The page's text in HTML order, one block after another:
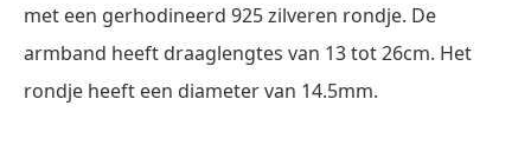
met een gerhodineerd 925 zilveren rondje. De
armband heeft draaglengtes van 13 tot 26cm. Het
rondje heeft een diameter van 14.5mm.